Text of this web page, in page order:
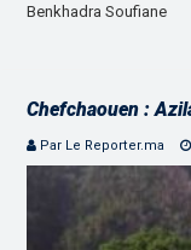
Benkhadra Soufiane
Chefchaouen :
Par Le Reporter.ma